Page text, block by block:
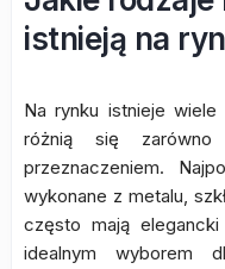
istnieją na
Na rynku istnieje
różnią się zarówno
przeznaczeniem.
wykonane z metalu,
często mają
idealnym wyborem